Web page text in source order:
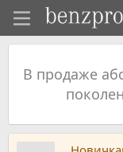
В продаже